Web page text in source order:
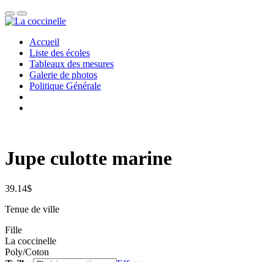
Accueil
Liste des écoles
Tableaux des mesures
Galerie de photos
Politique Générale
Jupe culotte marine
39.14$
Tenue de ville
Fille
La coccinelle
Poly/Coton